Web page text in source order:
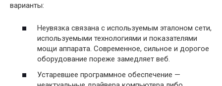
варианты:
Неувязка связана с используемым эталоном сети,
используемыми технологиями и показателями
мощи аппарата. Современное, сильное и дорогое
оборудование пореже замедляет веб.
Устаревшее программное обеспечение —